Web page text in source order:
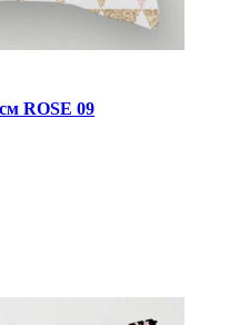
ROSE 09